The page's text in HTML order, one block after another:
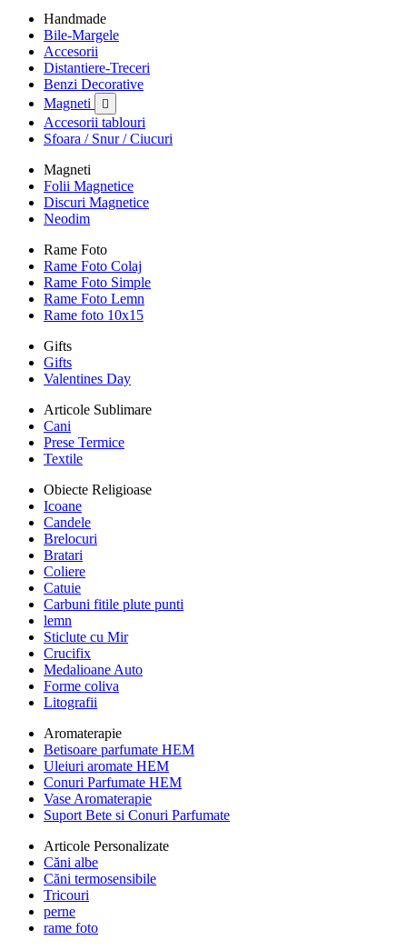
Handmade
Bile-Margele
Accesorii
Distantiere-Treceri
Benzi Decorative
Magneti

Accesorii tablouri
Sfoara / Snur / Ciucuri
Magneti
Folii Magnetice
Discuri Magnetice
Neodim
Rame Foto
Rame Foto Colaj
Rame Foto Simple
Rame Foto Lemn
Rame foto 10x15
Gifts
Gifts
Valentines Day
Articole Sublimare
Cani
Prese Termice
Textile
Obiecte Religioase
Icoane
Candele
Brelocuri
Bratari
Coliere
Catuie
Carbuni fitile plute punti
lemn
Sticlute cu Mir
Crucifix
Medalioane Auto
Forme coliva
Litografii
Aromaterapie
Betisoare parfumate HEM
Uleiuri aromate HEM
Conuri Parfumate HEM
Vase Aromaterapie
Suport Bete si Conuri Parfumate
Articole Personalizate
Căni albe
Căni termosensibile
Tricouri
perne
rame foto